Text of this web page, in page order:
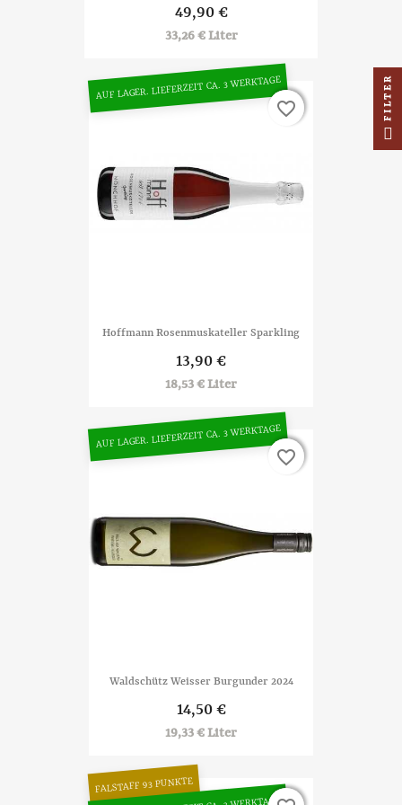
49,90 €
33,26 € Liter
Hoffmann Rosenmuskateller Sparkling
13,90 €
18,53 € Liter
AUF LAGER. LIEFERZEIT CA. 3 WERKTAGE
favorite_border
favorite_border
Waldschütz Weisser Burgunder 2024
14,50 €
19,33 € Liter
AUF LAGER. LIEFERZEIT CA. 3 WERKTAGE
favorite_border
favorite_border
FALSTAFF 93 PUNKTE
FILTER